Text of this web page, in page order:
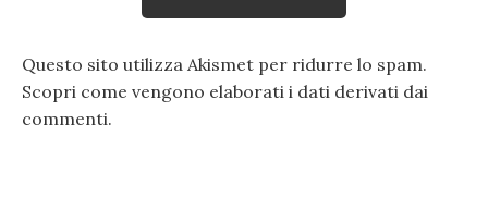
Questo sito utilizza Akismet per ridurre lo spam.
Scopri come vengono elaborati i dati derivati dai
commenti.